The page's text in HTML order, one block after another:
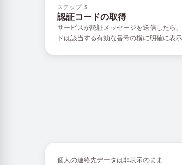
ステップ 5
認証コードの取得
サービスが認証メッセージを送信したら
ドは該当する有効な番号の横に明確に表示
個人の連絡先データは非表示のまま